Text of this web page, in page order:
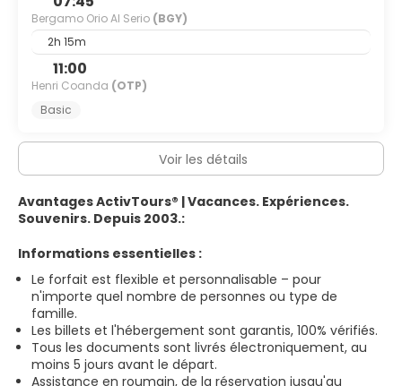
Bergamo Orio Al Serio (BGY)
2h 15m
11:00
Henri Coanda (OTP)
Basic
Voir les détails
Avantages ActivTours® | Vacances. Expériences.
Souvenirs. Depuis 2003.:
Informations essentielles :
Le forfait est flexible et personnalisable – pour
n'importe quel nombre de personnes ou type de
famille.
Les billets et l'hébergement sont garantis, 100% vérifiés.
Tous les documents sont livrés électroniquement, au
moins 5 jours avant le départ.
Assistance en roumain, de la réservation jusqu'au